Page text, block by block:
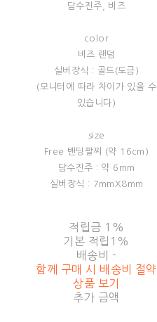
담수진주, 비즈
color
비즈 랜덤
실버장식 : 골드(도금)
(모니터에 따라 차이가 있을 수
있습니다)
size
Free 밴딩팔찌 (약 16cm)
담수진주 : 약 6mm
실버장식 : 7mmX8mm
적립금 1%
기본 적립 1%
배송비 -
함께 구매 시 배송비 절약
상품 보기
추가 금액